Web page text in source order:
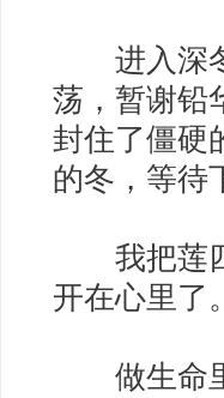
进入深冬
荡，暂谢铅
封住了僵硬
的冬，等
我把莲四
开在心里了。
做生命里